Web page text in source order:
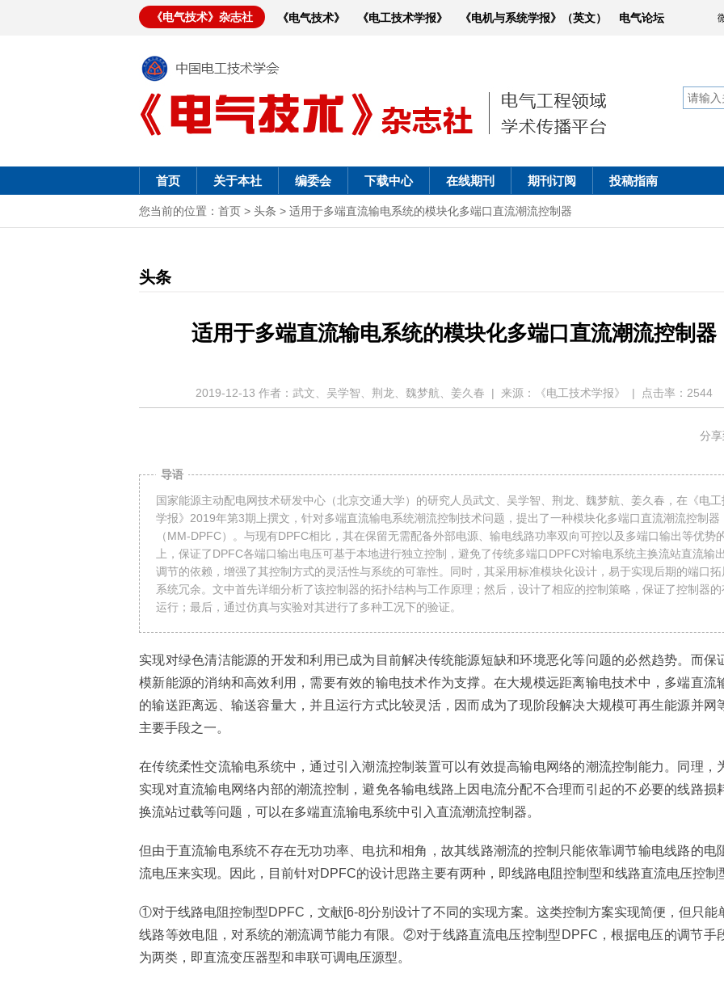
《电气技术》杂志社 《电气技术》 《电工技术学报》 《电机与系统学报》（英文） 电气论坛
首页 关于本社 编委会 下载中心 在线期刊 期刊订阅 投稿指南
您当前的位置： 首页 > 头条 > 适用于多端直流输电系统的模块化多端口直流潮流控制器
头条
适用于多端直流输电系统的模块化多端口直流潮流控制器
2019-12-13 作者： 武文、吴学智、荆龙、魏梦航、姜久春 | 来源： 《电工技术学报》 | 点击率： 2544
分享
导语
国家能源主动配电网技术研发中心（北京交通大学）的研究人员武文、吴学智、荆龙、魏梦航、姜久春，在《电工
学报》2019年第3期上撰文，针对多端直流输电系统潮流控制技术问题，提出了一种模块化多端口直流潮流控制器
（MM-DPFC）。与现有DPFC相比，其在保留无需配备外部电源、输电线路功率双向可控以及多端口输出等优势
上，保证了DPFC各端口输出电压可基于本地进行独立控制，避免了传统多端口DPFC对输电系统主换流站直流输
调节的依赖，增强了其控制方式的灵活性与系统的可靠性。同时，其采用标准模块化设计，易于实现后期的端口拓
系统冗余。文中首先详细分析了该控制器的拓扑结构与工作原理；然后，设计了相应的控制策略，保证了控制器的
运行；最后，通过仿真与实验对其进行了多种工况下的验证。
实现对绿色清洁能源的开发和利用已成为目前解决传统能源短缺和环境恶化等问题的必然趋势。而保
模新能源的消纳和高效利用，需要有效的输电技术作为支撑。在大规模远距离输电技术中，多端直流
的输送距离远、输送容量大，并且运行方式比较灵活，因而成为了现阶段解决大规模可再生能源并网
主要手段之一。
在传统柔性交流输电系统中，通过引入潮流控制装置可以有效提高输电网络的潮流控制能力。同理，
实现对直流输电网络内部的潮流控制，避免各输电线路上因电流分配不合理而引起的不必要的线路损
换流站过载等问题，可以在多端直流输电系统中引入直流潮流控制器。
但由于直流输电系统不存在无功功率、电抗和相角，故其线路潮流的控制只能依靠调节输电线路的电
流电压来实现。因此，目前针对DPFC的设计思路主要有两种，即线路电阻控制型和线路直流电压控制
①对于线路电阻控制型DPFC，文献[6-8]分别设计了不同的实现方案。这类控制方案实现简便，但只能
线路等效电阻，对系统的潮流调节能力有限。②对于线路直流电压控制型DPFC，根据电压的调节手
为两类，即直流变压器型和串联可调电压源型。